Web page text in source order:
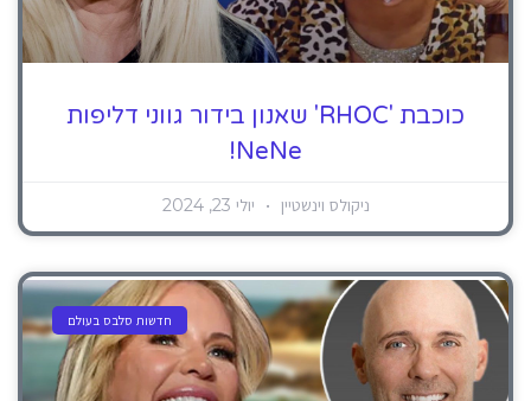
כוכבת 'RHOC' שאנון בידור גווני דליפות
NeNe!
ניקולס וינשטיין יולי 23, 2024
חדשות סלבס בעולם